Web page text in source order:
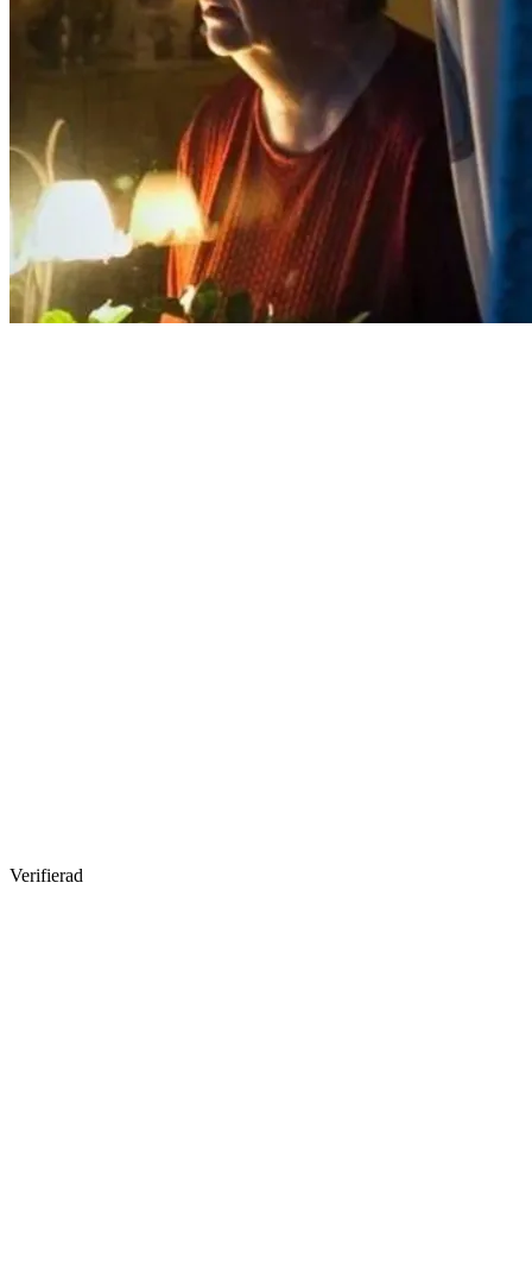
Verifierad